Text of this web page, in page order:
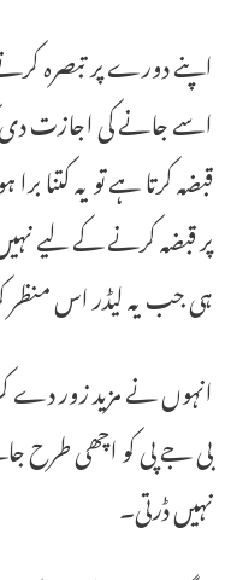
اپنے دورے پر تبصرہ
اسے جانے کی اجازت دی
قبضہ کرتا ہے تو یہ کتنا
پر قبضہ کرنے کے لیے
ہی جب یہ لیڈر اس منظر
انہوں نے مزید زور دے
بی جے پی کو اچھی طرح
نہیں ڈرتی۔